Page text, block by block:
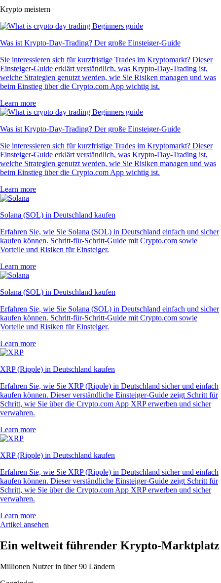
Krypto meistern
Was ist Krypto-Day-Trading? Der große Einsteiger-Guide
Sie interessieren sich für kurzfristige Trades im Kryptomarkt? Dieser
Einsteiger-Guide erklärt verständlich, was Krypto-Day-Trading ist,
welche Strategien genutzt werden, wie Sie Risiken managen und was
beim Einstieg über die Crypto.com App wichtig ist.
Learn more
Was ist Krypto-Day-Trading? Der große Einsteiger-Guide
Sie interessieren sich für kurzfristige Trades im Kryptomarkt? Dieser
Einsteiger-Guide erklärt verständlich, was Krypto-Day-Trading ist,
welche Strategien genutzt werden, wie Sie Risiken managen und was
beim Einstieg über die Crypto.com App wichtig ist.
Learn more
Solana (SOL) in Deutschland kaufen
Erfahren Sie, wie Sie Solana (SOL) in Deutschland einfach und sicher
kaufen können. Schritt-für-Schritt-Guide mit Crypto.com sowie
Vorteile und Risiken für Einsteiger.
Learn more
Solana (SOL) in Deutschland kaufen
Erfahren Sie, wie Sie Solana (SOL) in Deutschland einfach und sicher
kaufen können. Schritt-für-Schritt-Guide mit Crypto.com sowie
Vorteile und Risiken für Einsteiger.
Learn more
XRP (Ripple) in Deutschland kaufen
Erfahren Sie, wie Sie XRP (Ripple) in Deutschland sicher und einfach
kaufen können. Dieser verständliche Einsteiger-Guide zeigt Schritt für
Schritt, wie Sie über die Crypto.com App XRP erwerben und sicher
verwahren.
Learn more
XRP (Ripple) in Deutschland kaufen
Erfahren Sie, wie Sie XRP (Ripple) in Deutschland sicher und einfach
kaufen können. Dieser verständliche Einsteiger-Guide zeigt Schritt für
Schritt, wie Sie über die Crypto.com App XRP erwerben und sicher
verwahren.
Learn more
Artikel ansehen
Ein weltweit führender Krypto-Marktplatz
Millionen Nutzer in über 90 Ländern